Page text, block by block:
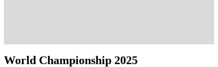
World Championship 2025